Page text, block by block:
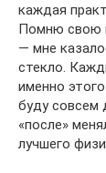
каждая
Помню свою
— мне
стекло.
именно
буду совсем
«после»
лучшего